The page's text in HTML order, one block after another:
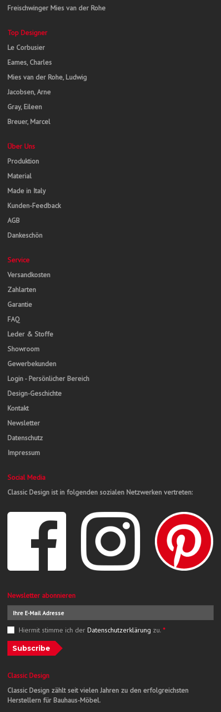
Freischwinger Mies van der Rohe
Top Designer
Le Corbusier
Eames, Charles
Mies van der Rohe, Ludwig
Jacobsen, Arne
Gray, Eileen
Breuer, Marcel
Über Uns
Produktion
Material
Made in Italy
Kunden-Feedback
AGB
Dankeschön
Service
Versandkosten
Zahlarten
Garantie
FAQ
Leder & Stoffe
Showroom
Gewerbekunden
Login - Persönlicher Bereich
Design-Geschichte
Kontakt
Newsletter
Datenschutz
Impressum
Social Media
Classic Design ist in folgenden sozialen Netzwerken vertreten:
Newsletter abonnieren
Hiermit stimme ich der Datenschutzerklärung zu. *
Subscribe
Classic Design
Classic Design zählt seit vielen Jahren zu den erfolgreichsten
Herstellern für Bauhaus-Möbel.